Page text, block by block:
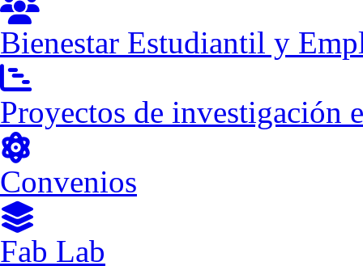
Bienestar Estudiantil y
Proyectos de investigación
Convenios
Fab Lab